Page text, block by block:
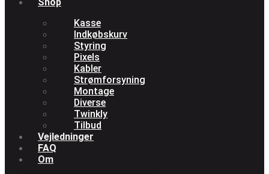
Kasse
Indkøbskurv
Styring
Pixels
Kabler
Strømforsyning
Montage
Diverse
Twinkly
Tilbud
Vejledninger
FAQ
Om